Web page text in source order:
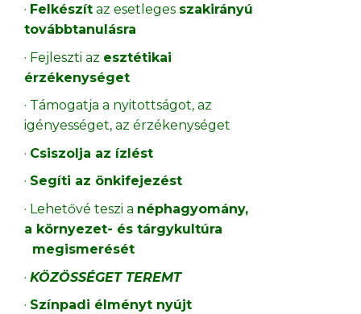
· Felkészít az esetleges szakirányú
továbbtanulásra
· Fejleszti az esztétikai
érzékenységet
· Támogatja a nyitottságot, az
igényességet, az érzékenységet
· Csiszolja az ízlést
· Segíti az önkifejezést
· Lehetővé teszi a néphagyomány,
a környezet- és tárgykultúra
megismerését
· KÖZÖSSÉGET TEREMT
· Színpadi élményt nyújt